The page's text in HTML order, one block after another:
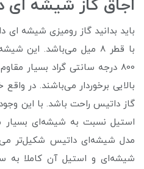
اجاق گاز شیشه ای
باید بدانید گاز رومیزی شیشه
با قطر 8 میل می‌باشد. این
800 درجه سانتی گراد بسیار
بالایی برخوردار می‌باشند. در
گاز داتیس راحت باشد. با این
استیل نسبت به شیشه‌ای بسیار
مدل‌ شیشه‌ای داتیس شکیل‌تر
شیشه‌ای و استیل آن کاملا